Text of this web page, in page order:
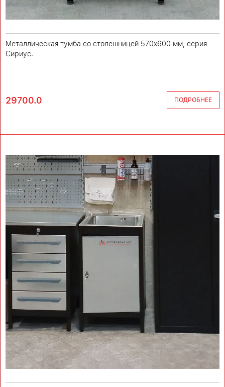
Металлическая тумба со столешницей 570х600 мм, серия
Сириус.
29700.0 ПОДРОБНЕЕ